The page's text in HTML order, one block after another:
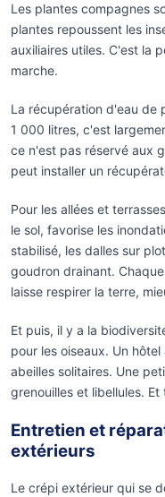
Les plantes compagnes
plantes repoussent les
auxiliaires utiles. C'est la
marche.
La récupération d'eau de
1 000 litres, c'est
ce n'est pas réservé aux
peut installer un
Pour les allées et
le sol, favorise les
stabilisé, les dalles sur
goudron drainant.
laisse respirer la terre,
Et puis, il y a la
pour les oiseaux. Un
abeilles solitaires. Une
grenouilles et libellules.
Entretien et
extérieurs
Le crépi extérieur qui se